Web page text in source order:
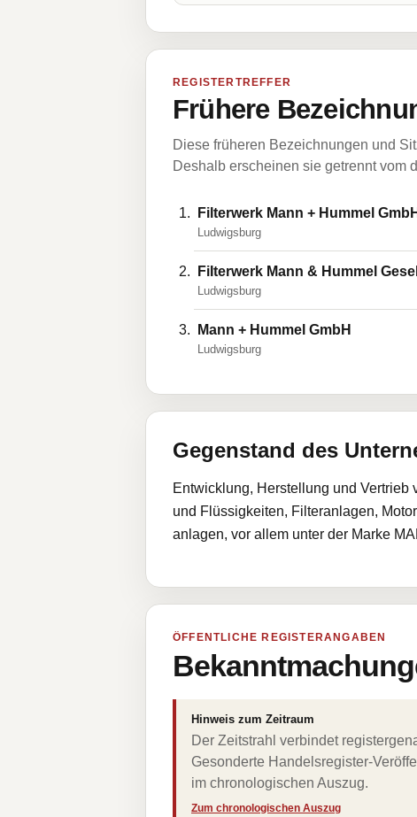
REGISTERTREFFER
Frühere
Diese früheren Bezeichnungen und
Deshalb erscheinen sie getrennt vom
Filterwerk Mann + Hummel GmbH
Ludwigsburg
FiIterwerk Mann & Hummel
Ludwigsburg
Mann + Hummel GmbH
Ludwigsburg
Gegenstand des
Entwicklung, Herstellung und Vertrieb
und Flüssigkeiten, Filteranlagen,
anlagen, vor allem unter der Marke
ÖFFENTLICHE REGISTERANGABEN
Hinweis zum Zeitraum
Der Zeitstrahl verbindet
Gesonderte Handelsregister-
im chronologischen Auszug.
Zum chronologischen Auszug